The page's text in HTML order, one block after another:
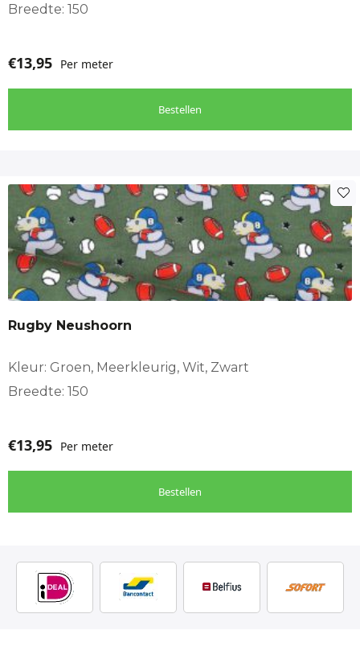
Breedte: 150
€13,95 Per meter
Bestellen
Rugby Neushoorn
Kleur: Groen, Meerkleurig, Wit, Zwart
Breedte: 150
€13,95 Per meter
Bestellen